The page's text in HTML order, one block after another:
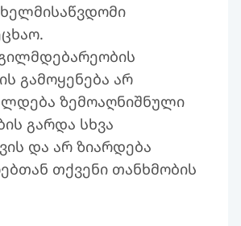
გამოყენება არ
ზემოაღნიშნული
გარდა სხვა
და არ ზიარდება
თქვენი თანხმობის